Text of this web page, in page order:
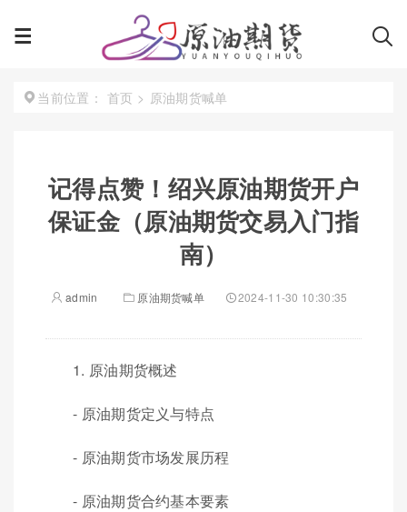
当前位置： 首页 > 原油期货喊单
记得点赞！绍兴原油期货开户
保证金（原油期货交易入门指
南）
admin 原油期货喊单 2024-11-30 10:30:35
1. 原油期货概述
- 原油期货定义与特点
- 原油期货市场发展历程
- 原油期货合约基本要素